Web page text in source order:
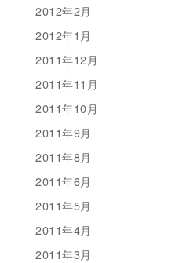
2012年2月
2012年1月
2011年12月
2011年11月
2011年10月
2011年9月
2011年8月
2011年6月
2011年5月
2011年4月
2011年3月